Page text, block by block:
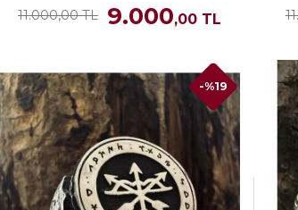
11.000,00 TL 9.000,00TL
-%19